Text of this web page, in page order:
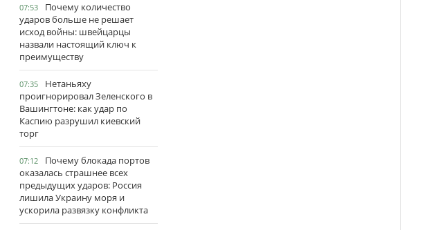
07:53
Почему количество
ударов больше не решает
исход войны: швейцарцы
назвали настоящий ключ к
преимуществу
07:35
Нетаньяху
проигнорировал Зеленского в
Вашингтоне: как удар по
Каспию разрушил киевский
торг
07:12
Почему блокада портов
оказалась страшнее всех
предыдущих ударов: Россия
лишила Украину моря и
ускорила развязку конфликта